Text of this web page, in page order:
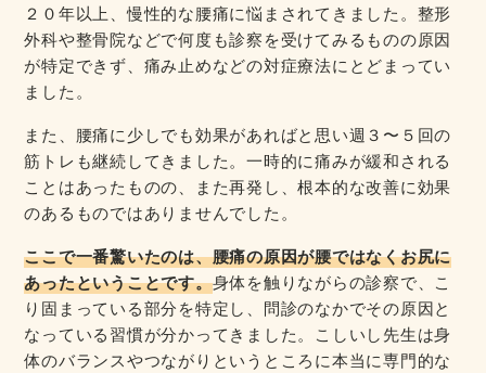
２０年以上、慢性的な腰痛に悩まされてきました。整形
外科や整骨院などで何度も診察を受けてみるものの原因
が特定できず、痛み止めなどの対症療法にとどまってい
ました。
また、腰痛に少しでも効果があればと思い週３〜５回の
筋トレも継続してきました。一時的に痛みが緩和される
ことはあったものの、また再発し、根本的な改善に効果
のあるものではありませんでした。
ここで一番驚いたのは、腰痛の原因が腰ではなくお尻に
あったということです。身体を触りながらの診察で、こ
り固まっている部分を特定し、問診のなかでその原因と
なっている習慣が分かってきました。こしいし先生は身
体のバランスやつながりというところに本当に専門的な